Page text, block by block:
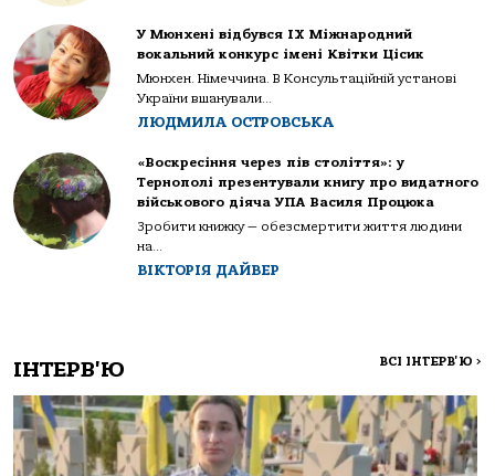
У Мюнхені відбувся IX Міжнародний
вокальний конкурс імені Квітки Цісик
Мюнхен. Німеччина. В Консультаційній установі
України вшанували...
ЛЮДМИЛА ОСТРОВСЬКА
«Воскресіння через пів століття»: у
Тернополі презентували книгу про видатного
військового діяча УПА Василя Процюка
Зробити книжку — обезсмертити життя людини
на...
ВІКТОРІЯ ДАЙВЕР
ІНТЕРВ'Ю ВСІ ІНТЕРВ'Ю >